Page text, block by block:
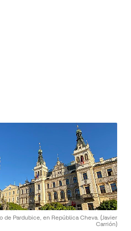
de Pardubice, en República Cheva. (Javier
Carrión)